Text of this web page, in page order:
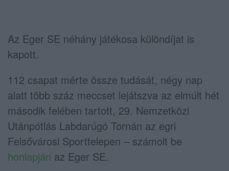
Az Eger SE néhány játékosa különdíjat is
kapott.
112 csapat mérte össze tudását, négy nap
alatt több száz meccset lejátszva az elmúlt hét
második felében tartott, 29. Nemzetközi
Utánpótlás Labdarúgó Tornán az egri
Felsővárosi Sporttelepen – számolt be
honlapján az Eger SE.